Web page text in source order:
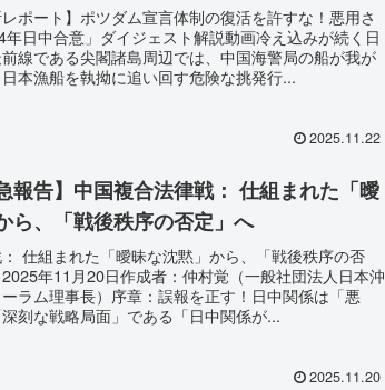
レポート】ポツダム宣言体制の復活を許すな！悪用さ
日中合意」ダイジェスト解説動画冷え込みが続く日
線である尖閣諸島周辺では、中国海警局の船が我が
本漁船を執拗に追い回す危険な挑発行...
2025.11.22
報告】中国複合法律戦： 仕組まれた「曖
ら、「戦後秩序の否定」へ
仕組まれた「曖昧な沈黙」から、「戦後秩序の否
年11月20日作成者：仲村覚（一般社団法人日本沖
ラム理事長）序章：誤報を正す！日中関係は「悪
刻な戦略局面」である「日中関係が...
2025.11.20